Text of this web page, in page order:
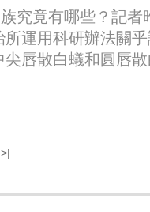
有哪些？記者
運用科研辦法關
唇散白蟻和圓唇散
>|